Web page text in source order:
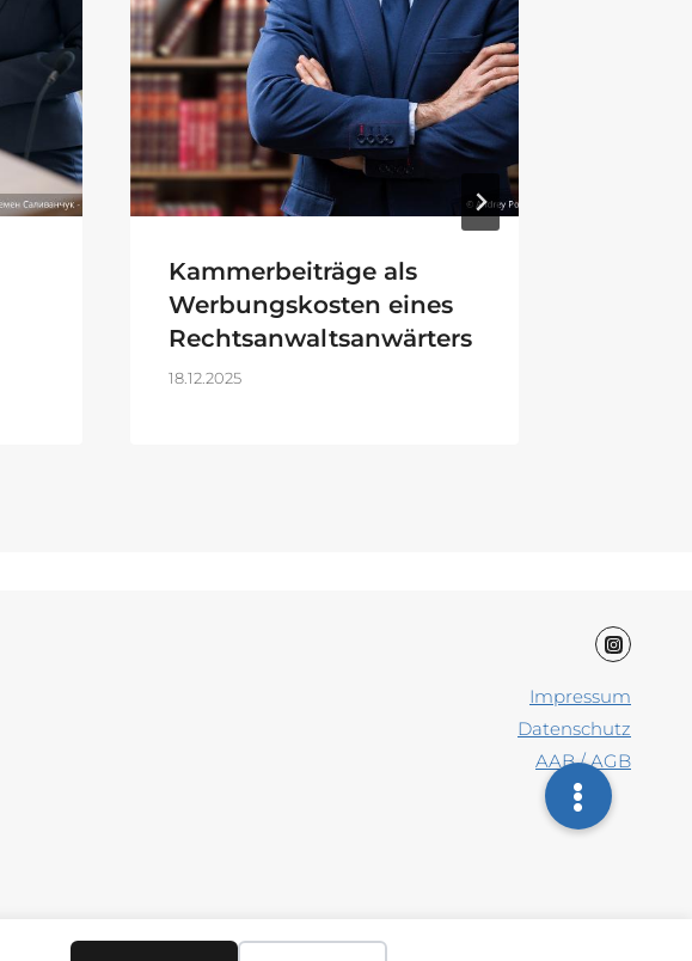
Kammerbeiträge als
Werbungskosten eines
Rechtsanwaltsanwärters
18.12.2025
Impressum
Datenschutz
AAB / AGB